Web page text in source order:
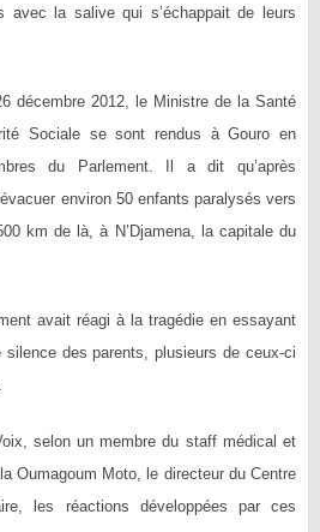
avec la salive qui s’échappait de leurs
décembre 2012, le Ministre de la Santé
Sociale se sont rendus à Gouro en
du Parlement. Il a dit qu’après
environ 50 enfants paralysés vers
km de là, à N’Djamena, la capitale du
avait réagi à la tragédie en essayant
silence des parents, plusieurs de ceux-ci
selon un membre du staff médical et
Oumagoum Moto, le directeur du Centre
les réactions développées par ces